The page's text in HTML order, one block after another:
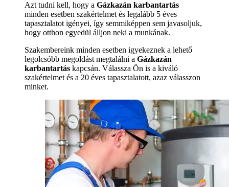
Azt tudni kell, hogy a Gázkazán karbantartás
minden esetben szakértelmet és legalább 5 éves
tapasztalatot igényei, így semmiképpen sem javasoljuk,
hogy otthon egyedül álljon neki a munkának.
Szakembereink minden esetben igyekeznek a lehető
legolcsóbb megoldást megtalálni a Gázkazán
karbantartás kapcsán. Válassza Ön is a kiváló
szakértelmet és a 20 éves tapasztalatott, azaz válasszon
minket.